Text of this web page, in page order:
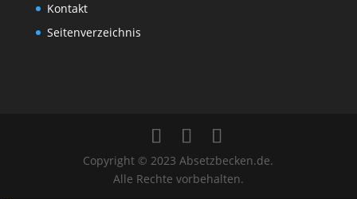
Kontakt
Seitenverzeichnis
Copyright © 2023 Absetzbecken.de.
Alle Rechte vorbehalten.